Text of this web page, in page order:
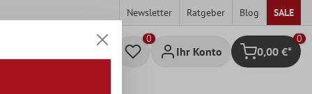
Newsletter Ratgeber Blog SALE
Ihr Konto Warenkorb
0
0,00 €*